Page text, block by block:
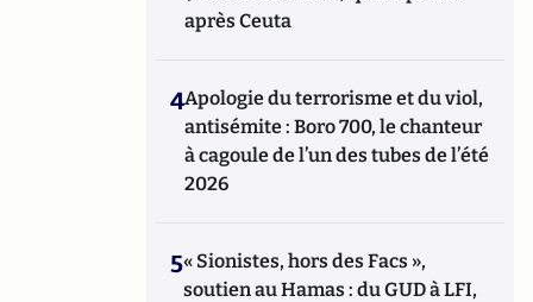
après Ceuta
4Apologie du terrorisme et du viol,
antisémite : Boro 700, le chanteur
à cagoule de l’un des tubes de l’été
2026
5« Sionistes, hors des Facs »,
soutien au Hamas : du GUD à LFI,